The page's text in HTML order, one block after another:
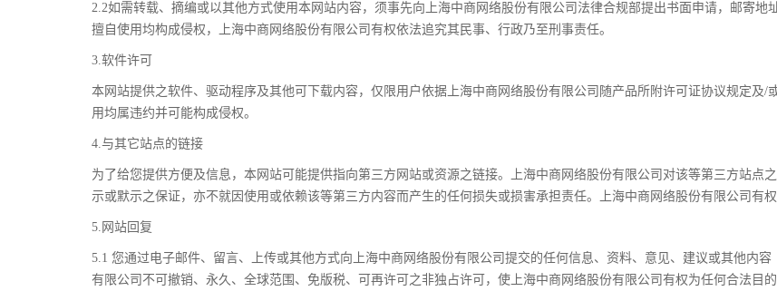
2.2如需转载、摘编或以其他方式使用本网站内容，须事先向上海中商网络股份有限公司法律合规部提出书面申请，邮寄
擅自使用均构成侵权，上海中商网络股份有限公司有权依法追究其民事、行政乃至刑事责任。
3.软件许可
本网站提供之软件、驱动程序及其他可下载内容， 仅限用户依据上海中商网络股份有限公司随产品所附许可证协议规定及
用均属违约并可能构成侵权。
4.与其它站点的链接
为了给您提供方便及信息，本网站可能提供指向第三方网站或资源之链接。上海中商网络股份有限公司对该等第三方站点
示或默示之保证，亦不就因使用或依赖该等第三方内容而产生的任何损失或损害承担责任。上海中商网络股份有限公司有
5.网站回复
5.1 您通过电子邮件、留言、上传或其他方式向上海中商网络股份有限公司提交的任何信息、资料、意见、建议或其他内
有限公司不可撤销、永久、全球范围、免版税、可再许可之非独占许可，使上海中商网络股份有限公司有权为任何合法目